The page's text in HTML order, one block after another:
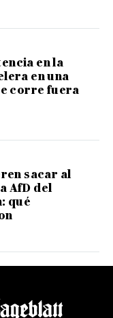
en la
en una
corre fuera
sacar al
AfD del
qué